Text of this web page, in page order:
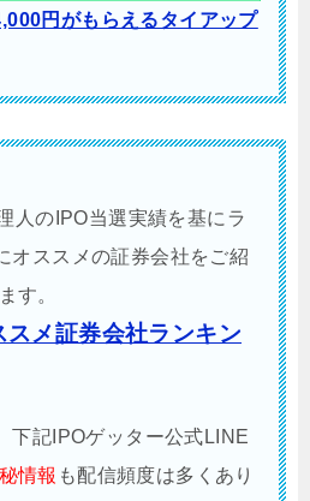
円がもらえるタイアップ
人のIPO当選実績を基にラ
オススメの証券会社をご紹
す。
スメ証券会社ランキン
下記IPOゲッター公式LINE
情報 も配信頻度は多くあり